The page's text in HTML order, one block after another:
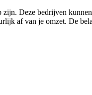
zijn. Deze bedrijven
af van je omzet. De